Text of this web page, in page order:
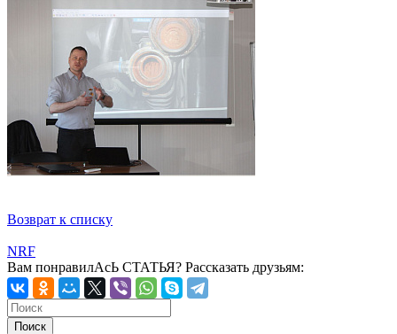
Возврат к списку
NRF
Вам понравилАсЬ СТАТЬЯ? Рассказать друзьям: